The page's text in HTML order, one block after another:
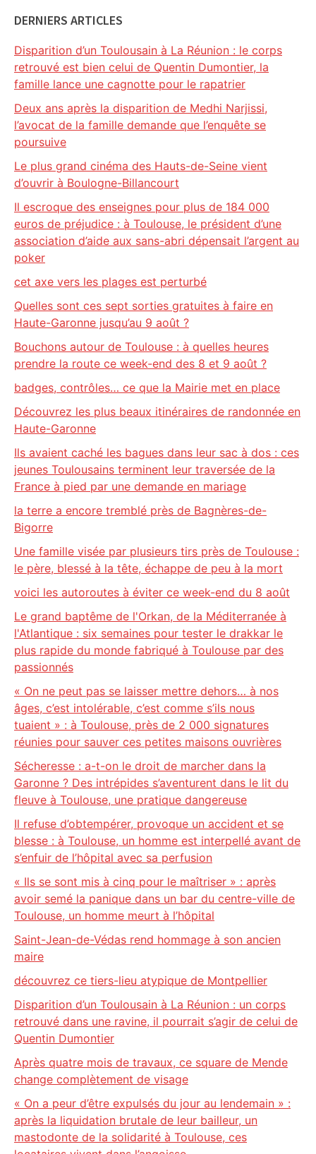
DERNIERS ARTICLES
Disparition d’un Toulousain à La Réunion : le corps
retrouvé est bien celui de Quentin Dumontier, la
famille lance une cagnotte pour le rapatrier
Deux ans après la disparition de Medhi Narjissi,
l’avocat de la famille demande que l’enquête se
poursuive
Le plus grand cinéma des Hauts-de-Seine vient
d’ouvrir à Boulogne-Billancourt
Il escroque des enseignes pour plus de 184 000
euros de préjudice : à Toulouse, le président d’une
association d’aide aux sans-abri dépensait l’argent au
poker
cet axe vers les plages est perturbé
Quelles sont ces sept sorties gratuites à faire en
Haute-Garonne jusqu’au 9 août ?
Bouchons autour de Toulouse : à quelles heures
prendre la route ce week-end des 8 et 9 août ?
badges, contrôles… ce que la Mairie met en place
Découvrez les plus beaux itinéraires de randonnée en
Haute-Garonne
Ils avaient caché les bagues dans leur sac à dos : ces
jeunes Toulousains terminent leur traversée de la
France à pied par une demande en mariage
la terre a encore tremblé près de Bagnères-de-
Bigorre
Une famille visée par plusieurs tirs près de Toulouse :
le père, blessé à la tête, échappe de peu à la mort
voici les autoroutes à éviter ce week-end du 8 août
Le grand baptême de l'Orkan, de la Méditerranée à
l'Atlantique : six semaines pour tester le drakkar le
plus rapide du monde fabriqué à Toulouse par des
passionnés
« On ne peut pas se laisser mettre dehors… à nos
âges, c’est intolérable, c’est comme s’ils nous
tuaient » : à Toulouse, près de 2 000 signatures
réunies pour sauver ces petites maisons ouvrières
Sécheresse : a-t-on le droit de marcher dans la
Garonne ? Des intrépides s’aventurent dans le lit du
fleuve à Toulouse, une pratique dangereuse
Il refuse d’obtempérer, provoque un accident et se
blesse : à Toulouse, un homme est interpellé avant de
s’enfuir de l’hôpital avec sa perfusion
« Ils se sont mis à cinq pour le maîtriser » : après
avoir semé la panique dans un bar du centre-ville de
Toulouse, un homme meurt à l’hôpital
Saint-Jean-de-Védas rend hommage à son ancien
maire
découvrez ce tiers-lieu atypique de Montpellier
Disparition d’un Toulousain à La Réunion : un corps
retrouvé dans une ravine, il pourrait s’agir de celui de
Quentin Dumontier
Après quatre mois de travaux, ce square de Mende
change complètement de visage
« On a peur d’être expulsés du jour au lendemain » :
après la liquidation brutale de leur bailleur, un
mastodonte de la solidarité à Toulouse, ces